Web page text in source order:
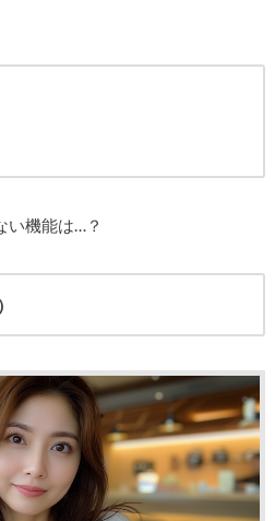
い機能は…？